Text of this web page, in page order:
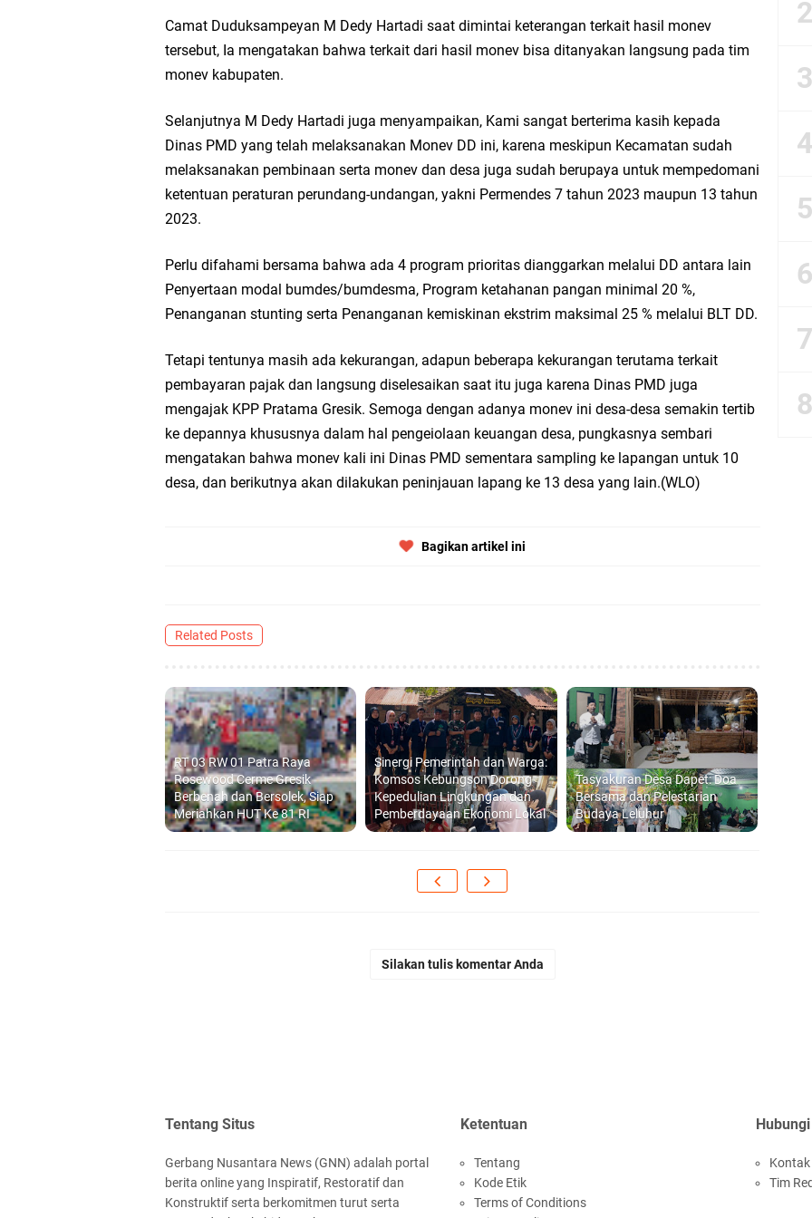
Wakil Ketua DPRD Gresik Mujid Riduan Sampaikan Doa dan Harapan di Tahun Baru Islam 1448 H
Selamat Tahun Baru Islam 1 Muharram 1448 H: Pesan Hijrah Drs. H. Husnul Aqib, M.M. untuk Negeri
PDUF MUI Jatim Gelar Doa Awal Tahun Hijriah, Teguhkan Optimisme Menuju Indonesia Emas 2045
Reses Anggota DPRD Jabar M. Rizky di Desa Cibitung Wetan: Serap Aspirasi Petani dan Warga
Nila Yani Apresiasi Launching Komunitas Gowes dan Pasar Ahad Jajanan Jadul di Ecopark
Takmir Masjid KH Robbach Ma’sum Gelar Penyembelihan Hewan Qurban dari Bupati & Kepala
Gresik
DPC PDI Perjuangan Gresik Tebar Berkah Idul Adha, Bagikan Daging Kurban untuk Ratusan Warga
Camat Duduksampeyan M Dedy Hartadi saat dimintai keterangan terkait hasil monev
tersebut, Ia mengatakan bahwa terkait dari hasil monev bisa ditanyakan langsung pada tim
monev kabupaten.
Selanjutnya M Dedy Hartadi juga menyampaikan, Kami sangat berterima kasih kepada
Dinas PMD yang telah melaksanakan Monev DD ini, karena meskipun Kecamatan sudah
melaksanakan pembinaan serta monev dan desa juga sudah berupaya untuk mempedomani
ketentuan peraturan perundang-undangan, yakni Permendes 7 tahun 2023 maupun 13 tahun
2023.
Perlu difahami bersama bahwa ada 4 program prioritas dianggarkan melalui DD antara lain
Penyertaan modal bumdes/bumdesma, Program ketahanan pangan minimal 20 %,
Penanganan stunting serta Penanganan kemiskinan ekstrim maksimal 25 % melalui BLT DD.
Tetapi tentunya masih ada kekurangan, adapun beberapa kekurangan terutama terkait
pembayaran pajak dan langsung diselesaikan saat itu juga karena Dinas PMD juga
mengajak KPP Pratama Gresik. Semoga dengan adanya monev ini desa-desa semakin tertib
ke depannya khususnya dalam hal pengeiolaan keuangan desa, pungkasnya sembari
mengatakan bahwa monev kali ini Dinas PMD sementara sampling ke lapangan untuk 10
desa, dan berikutnya akan dilakukan peninjauan lapang ke 13 desa yang lain.(WLO)
Bagikan artikel ini
Related Posts
RT 03 RW 01 Patra Raya
Rosewood Cerme Gresik
Berbenah dan Bersolek, Siap
Meriahkan HUT Ke 81 RI
Sinergi Pemerintah dan Warga:
Komsos Kebungson Dorong
Kepedulian Lingkungan dan
Pemberdayaan Ekonomi Lokal
Tasyakuran Desa Dapet: Doa
Bersama dan Pelestarian
Budaya Leluhur
Silakan tulis komentar Anda
Tentang Situs
Gerbang Nusantara News (GNN) adalah portal
berita online yang Inspiratif, Restoratif dan
Konstruktif serta berkomitmen turut serta
Ketentuan
Tentang
Kode Etik
Terms of Conditions
Kontak
Tim